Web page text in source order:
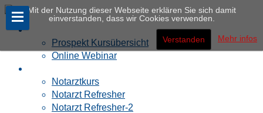
Notfallakademie
Prospekt Kursübersicht
Online Webinar
Notarztkurs
Notarzt Refresher
Notarzt Refresher-2
Mit der Nutzung dieser Webseite erklären Sie sich damit
einverstanden, dass wir Cookies verwenden.
Verstanden Mehr infos